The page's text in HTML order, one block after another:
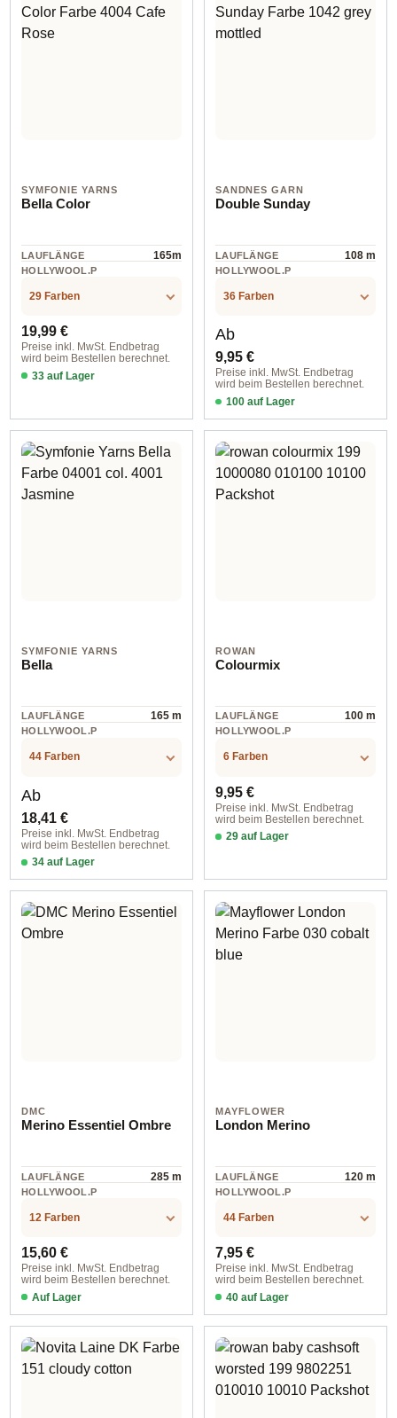
SYMFONIE YARNS
Bella Color
LAUFLÄNGE 165m
HOLLYWOOL.P
.LABEL.MATERI
29 Farben
Regulärer Preis:
19,99 €
Preise inkl. MwSt. Endbetrag
wird beim Bestellen berechnet.
33 auf Lager
SANDNES GARN
Double Sunday
LAUFLÄNGE 108 m
HOLLYWOOL.P
.LABEL.MATERI
36 Farben
Regulärer Preis:
Ab
9,95 €
Preise inkl. MwSt. Endbetrag
wird beim Bestellen berechnet.
100 auf Lager
col. 2351 taupe
SYMFONIE YARNS
Bella
LAUFLÄNGE 165 m
HOLLYWOOL.P
.LABEL.MATERI
44 Farben
Regulärer Preis:
Ab
18,41 €
Preise inkl. MwSt. Endbetrag
wird beim Bestellen berechnet.
34 auf Lager
col. 4023 Sunshine
ROWAN
Colourmix
LAUFLÄNGE 100 m
HOLLYWOOL.P
.LABEL.MATERI
6 Farben
Regulärer Preis:
9,95 €
Preise inkl. MwSt. Endbetrag
wird beim Bestellen berechnet.
29 auf Lager
DMC
Merino Essentiel Ombre
LAUFLÄNGE 285 m
HOLLYWOOL.P
.LABEL.MATERI
12 Farben
Regulärer Preis:
15,60 €
Preise inkl. MwSt. Endbetrag
wird beim Bestellen berechnet.
Auf Lager
MAYFLOWER
London Merino
LAUFLÄNGE 120 m
HOLLYWOOL.P
.LABEL.MATERI
44 Farben
Regulärer Preis:
7,95 €
Preise inkl. MwSt. Endbetrag
wird beim Bestellen berechnet.
40 auf Lager